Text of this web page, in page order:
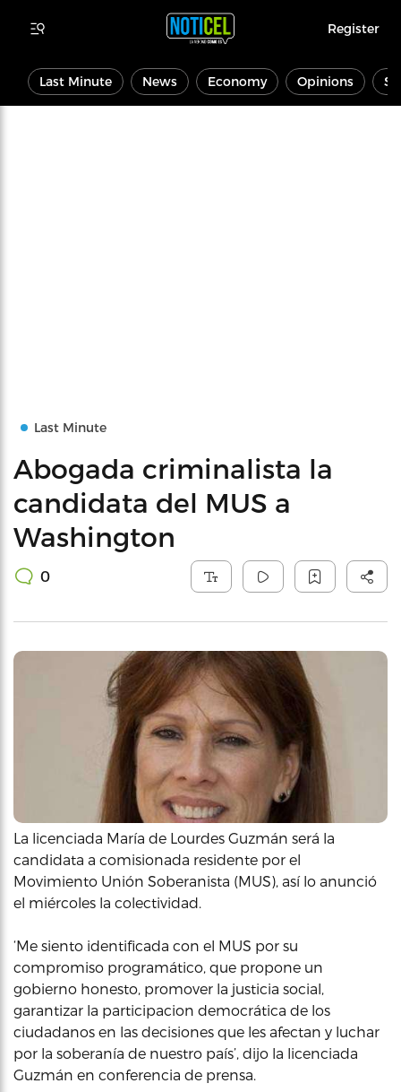
Register
Last Minute News Economy Opinions
Last Minute
Abogada criminalista la
candidata del MUS a
Washington
0
La licenciada María de Lourdes Guzmán será la
candidata a comisionada residente por el
Movimiento Unión Soberanista (MUS), así lo anunció
el miércoles la colectividad.
‘Me siento identificada con el MUS por su
compromiso programático, que propone un
gobierno honesto, promover la justicia social,
garantizar la participacion democrática de los
ciudadanos en las decisiones que les afectan y luchar
por la soberanía de nuestro país’, dijo la licenciada
Guzmán en conferencia de prensa.